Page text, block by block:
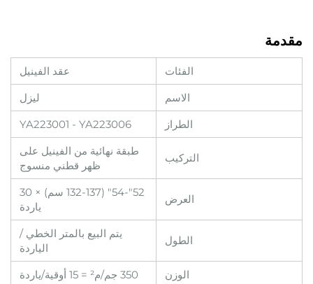
مقدمة
الفئات
عقد الفينيل
الاسم
ليزل
الطراز
YA223001 - YA223006
التركيب
طبقة نهائية من الفينيل على
ظهر قطني منسوج
العرض
52"-54" (132-137 سم) × 30
ياردة
الطول
يتم البيع بالمتر الخطي /
الياردة
الوزن
350 جم/م² = 15 أوقية/ياردة